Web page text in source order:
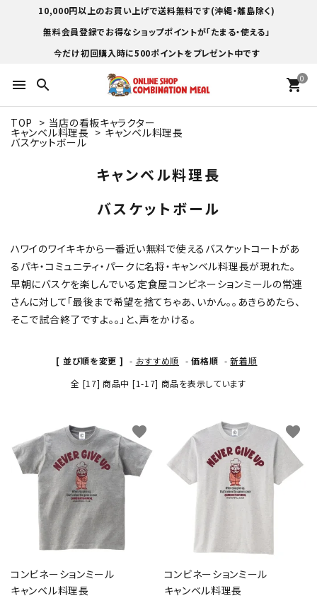
10,000円以上のお買い上げで送料無料です(沖縄・離島除く)
無料会員登録でお得なショップポイントが「たまる・使える」
今だけ初回購入時に500ポイントをプレゼント中です
menu search 0
shopping_cart
TOP > 当店の看板キャラクター
キャンベル料理長 > キャンベル料理長
バスケットボール
キャンベル料理長
バスケットボール
ハワイのワイキキから一番近い無料で使えるバスケットコートがあ
るパキ・コミュニティ・パークに名将・キャンベル料理長が現れた。
早朝にバスケを楽しんでいる定食屋コンビネーションミールの常連
さんに対して「最後まで希望を捨てちゃあ、いかん。。あきらめたら、
そこで試合終了ですよ。。」と、声をかける。
[ 並び順を変更 ] - おすすめ順 -価格順 -新着順
全 [17] 商品中 [1-17] 商品を表示しています
コンビネーションミール
キャンベル料理長
favorite
コンビネーションミール
キャンベル料理長
favorite